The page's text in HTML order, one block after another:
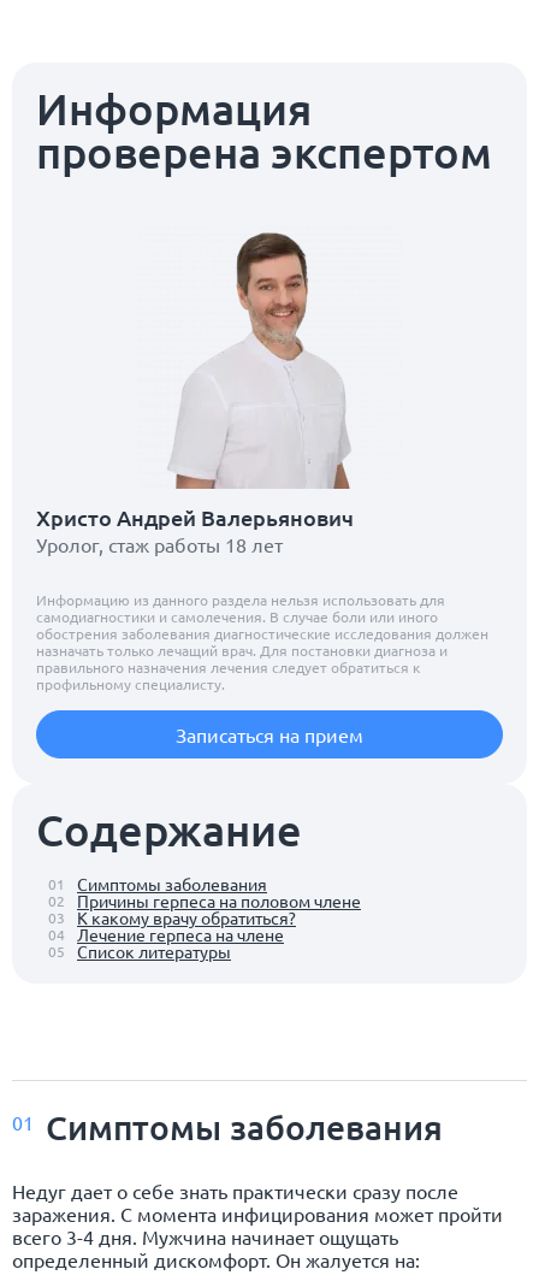
Содержание
01 Симптомы заболевания
02 Причины герпеса на половом члене
03 К какому врачу обратиться?
04 Лечение герпеса на члене
05 Список литературы
Информация
проверена экспертом
Христо Андрей Валерьянович
Уролог, стаж работы 18 лет
Информацию из данного раздела нельзя использовать для
самодиагностики и самолечения. В случае боли или иного
обострения заболевания диагностические исследования должен
назначать только лечащий врач. Для постановки диагноза и
правильного назначения лечения следует обратиться к
профильному специалисту.
Записаться на прием
01 Симптомы заболевания
Недуг дает о себе знать практически сразу после
заражения. С момента инфицирования может пройти
всего 3-4 дня. Мужчина начинает ощущать
определенный дискомфорт. Он жалуется на: